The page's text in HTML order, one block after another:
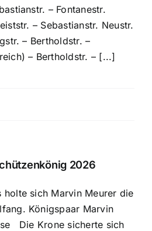
– Fontanestr.
– Sebastianstr. Neustr.
– Bertholdstr. –
– Bertholdstr. – [...]
2026
holte sich Marvin Meurer die
Königspaar Marvin
Die Krone sicherte sich